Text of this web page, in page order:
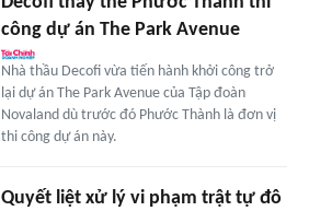
công dự án The Park Avenue
Nhà thầu Decofi vừa tiến hành khởi công trở
lại dự án The Park Avenue của Tập đoàn
Novaland dù trước đó Phước Thành là đơn vị
thi công dự án này.
Quyết liệt xử lý vi phạm trật tự đô